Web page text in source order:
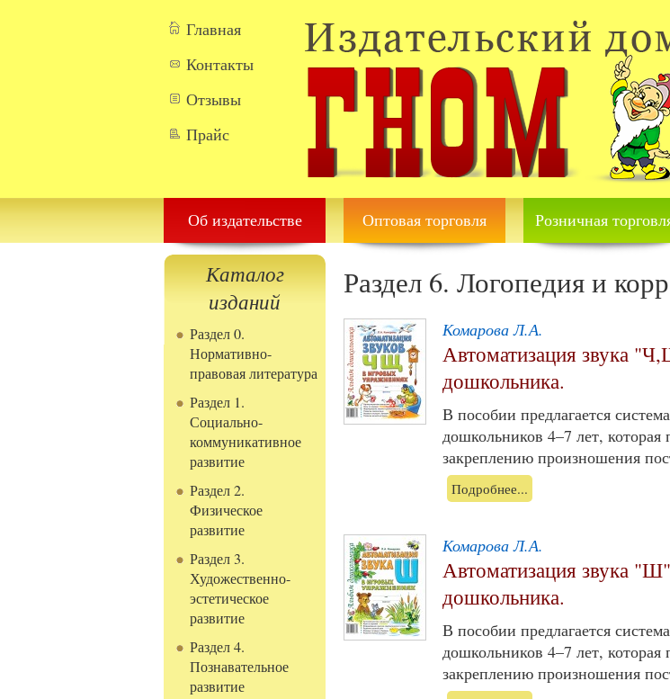
Главная
Контакты
Отзывы
Прайс
Об издательстве Оптовая торговля Розничная
Каталог
изданий
Раздел 0.
Нормативно-
правовая литература
Раздел 1.
Социально-
коммуникативное
развитие
Раздел 2.
Физическое
развитие
Раздел 3.
Художественно-
эстетическое
развитие
Раздел 4.
Познавательное
развитие
Раздел 6. Логопедия и
Комарова Л.А.
Автоматизация звука
дошкольника.
В пособии предлагается
дошкольников 4–7 лет,
закреплению произношения
Подробнее...
Комарова Л.А.
Автоматизация звука
дошкольника.
В пособии предлагается
дошкольников 4–7 лет,
закреплению произношения